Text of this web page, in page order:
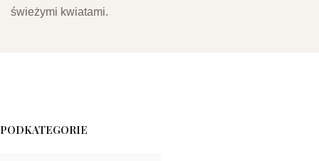
świeżymi kwiatami.
PODKATEGORIE